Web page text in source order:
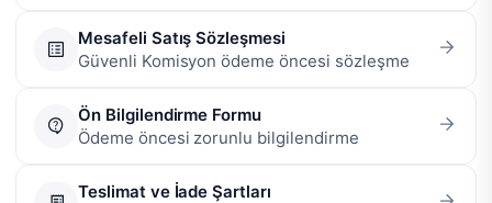
Mesafeli Satış Sözleşmesi
Güvenli Komisyon ödeme öncesi sözleşme
Ön Bilgilendirme Formu
Ödeme öncesi zorunlu bilgilendirme
Teslimat ve İade Şartları